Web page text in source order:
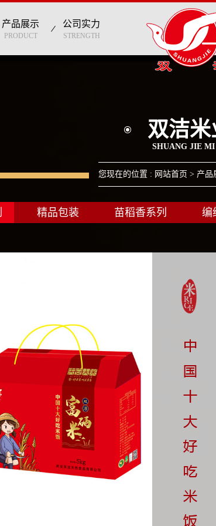
产品展示
PRODUCT
公司实力
STRENGTH
双洁米
SHUANG JIE MI
您现在的位置 : 网站首页 > 产品
精品包装 苗稻香系列 编